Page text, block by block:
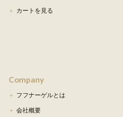
カートを見る
Company
フフナーゲルとは
会社概要